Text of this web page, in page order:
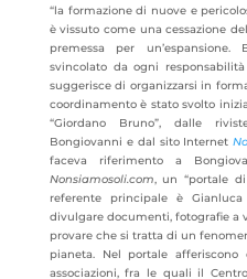
“la formazione di nuove e
è vissuto come una cessazione
premessa per
svincolato da ogni
suggerisce di organizzarsi in
coordinamento è stato svolto
“Giordano Bruno”, dalle
Bongiovanni e dal sito Internet
faceva riferimento a
Nonsiamosoli.com, un “portale
referente principale è
divulgare documenti, fotografie a
provare che si tratta di un
pianeta. Nel portale
associazioni, fra le quali il